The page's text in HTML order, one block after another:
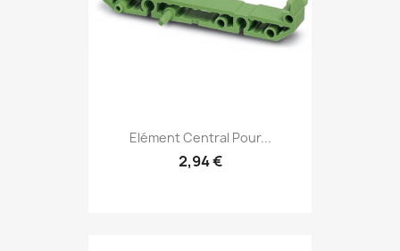
Elément Central Pour...
2,94 €